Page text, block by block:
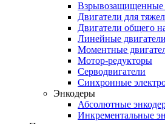
Взрывозащищенные
Двигатели для
Двигатели общего
Линейные двигатели
Моментные
Мотор-редукторы
Серводвигатели
Синхронные
Энкодеры
Абсолютные
Инкрементальные